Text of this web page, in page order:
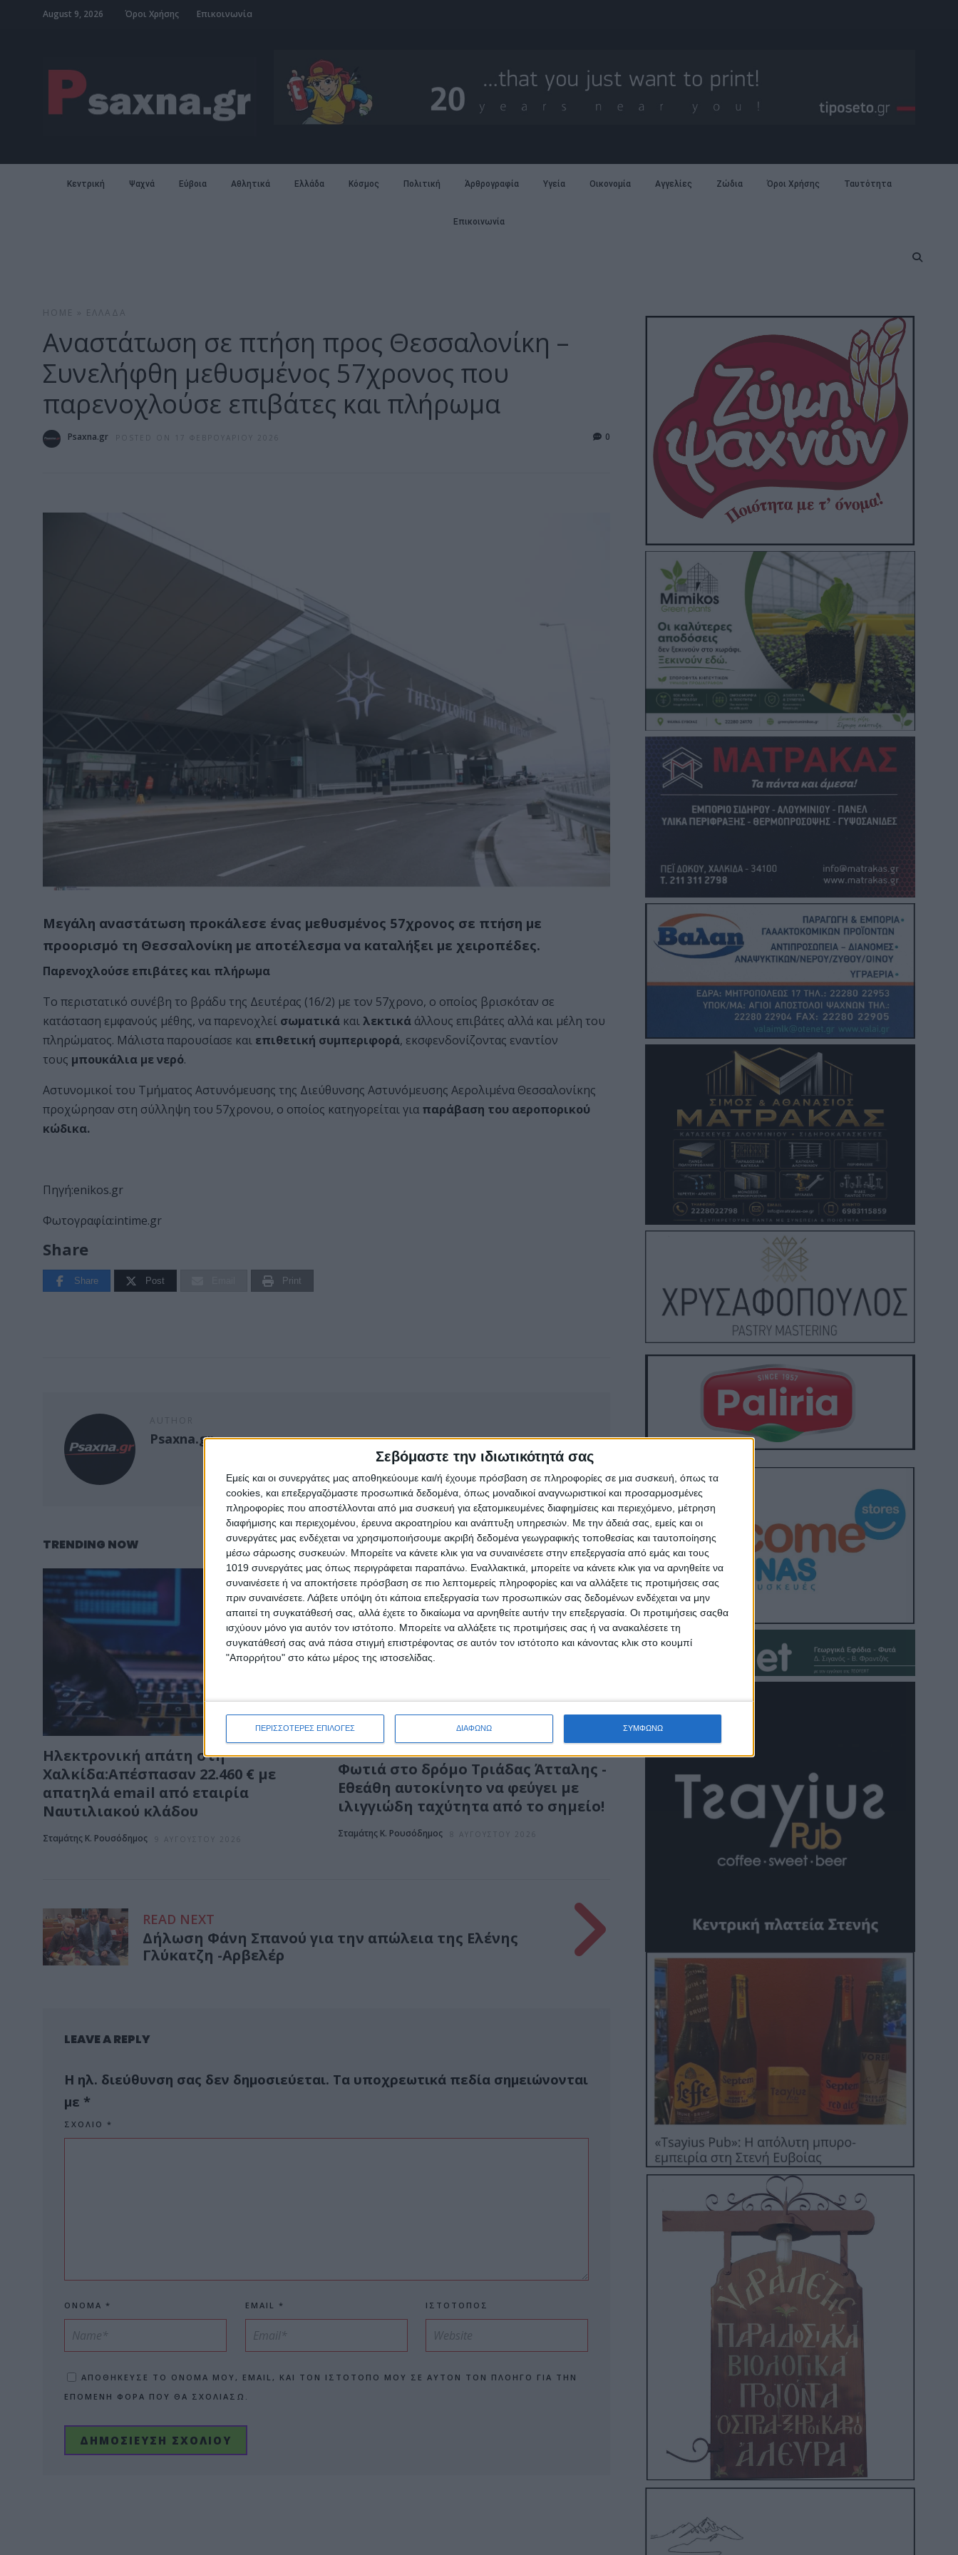
Σεβόμαστε την ιδιωτικότητά σας
Εμείς και οι συνεργάτες μας αποθηκεύουμε και/ή έχουμε πρόσβαση σε πληροφορίες σε μια συσκευή, όπως τα
cookies, και επεξεργαζόμαστε προσωπικά δεδομένα, όπως μοναδικοί αναγνωριστικοί και προσαρμοσμένες
πληροφορίες που αποστέλλονται από μια συσκευή για εξατομικευμένες διαφημίσεις και περιεχόμενο, μέτρηση
διαφήμισης και περιεχομένου, έρευνα ακροατηρίου και ανάπτυξη υπηρεσιών. Με την άδειά σας, εμείς και οι
συνεργάτες μας ενδέχεται να χρησιμοποιήσουμε ακριβή δεδομένα γεωγραφικής τοποθεσίας και ταυτοποίησης
μέσω σάρωσης συσκευών. Μπορείτε να κάνετε κλικ για να συναινέσετε στην επεξεργασία από εμάς και τους
1019 συνεργάτες μας όπως περιγράφεται παραπάνω. Εναλλακτικά, μπορείτε να κάνετε κλικ για να αρνηθείτε να
συναινέσετε ή να αποκτήσετε πρόσβαση σε πιο λεπτομερείς πληροφορίες και να αλλάξετε τις προτιμήσεις σας
πριν συναινέσετε. Λάβετε υπόψη ότι κάποια επεξεργασία των προσωπικών σας δεδομένων ενδέχεται να μην
απαιτεί τη συγκατάθεσή σας, αλλά έχετε το δικαίωμα να αρνηθείτε αυτήν την επεξεργασία. Οι προτιμήσεις σαςθα
ισχύουν μόνο για αυτόν τον ιστότοπο. Μπορείτε να αλλάξετε τις προτιμήσεις σας ή να ανακαλέσετε τη
συγκατάθεσή σας ανά πάσα στιγμή επιστρέφοντας σε αυτόν τον ιστότοπο και κάνοντας κλικ στο κουμπί
"Απορρήτου" στο κάτω μέρος της ιστοσελίδας.
ΠΕΡΙΣΣΟΤΕΡΕΣ ΕΠΙΛΟΓΕΣ ΔΙΑΦΩΝΩ ΣΥΜΦΩΝΩ
August 9, 2026 Όροι Χρήσης Επικοινωνία
Κεντρική Ψαχνά Εύβοια Αθλητικά Ελλάδα Κόσμος Πολιτική Άρθρογραφία Υγεία Οικονομία Αγγελίες Ζώδια Όροι Χρήσης Ταυτότητα
Επικοινωνία
HOME ΕΛΛΆΔΑ
Αναστάτωση σε πτήση προς Θεσσαλονίκη –
Συνελήφθη μεθυσμένος 57χρονος που
παρενοχλούσε επιβάτες και πλήρωμα
Psaxna.gr POSTED ON 17 ΦΕΒΡΟΥΑΡΊΟΥ 2026 0
Μεγάλη αναστάτωση προκάλεσε ένας μεθυσμένος 57χρονος σε πτήση με
προορισμό τη Θεσσαλονίκη με αποτέλεσμα να καταλήξει με χειροπέδες.
Παρενοχλούσε επιβάτες και πλήρωμα
Το περιστατικό συνέβη το βράδυ της Δευτέρας (16/2) με τον 57χρονο, ο οποίος βρισκόταν σε
κατάσταση εμφανούς μέθης, να παρενοχλεί σωματικά καιλεκτικά άλλους επιβάτες αλλά και μέλη του
πληρώματος. Μάλιστα παρουσίασε και επιθετική συμπεριφορά, εκσφενδονίζοντας εναντίον
τους μπουκάλια με νερό.
Αστυνομικοί του Τμήματος Αστυνόμευσης της Διεύθυνσης Αστυνόμευσης Αερολιμένα Θεσσαλονίκης
προχώρησαν στη σύλληψη του 57χρονου, ο οποίος κατηγορείται για παράβαση του αεροπορικού
κώδικα.
Πηγή:enikos.gr
Φωτογραφία:intime.gr
Share
Share Post Print
Psaxna.gr
TRENDING NOW
Ηλεκτρονική απάτη στη
Χαλκίδα:Απέσπασαν 22.460 € με
απατηλά email από εταιρία
Ναυτιλιακού κλάδου
Σταμάτης Κ. Ρουσόδημος 9 ΑΥΓΟΎΣΤΟΥ 2026
Φωτιά στο δρόμο Τριάδας Άτταλης -
Εθεάθη αυτοκίνητο να φεύγει με
ιλιγγιώδη ταχύτητα από το σημείο!
Σταμάτης Κ. Ρουσόδημος 8 ΑΥΓΟΎΣΤΟΥ 2026
READ NEXT
Δήλωση Φάνη Σπανού για την απώλεια της Ελένης
Γλύκατζη -Αρβελέρ
LEAVE A REPLY
Η ηλ. διεύθυνση σας δεν δημοσιεύεται. Τα υποχρεωτικά πεδία σημειώνονται
με *
ΣΧΌΛΙΟ *
ΌΝΟΜΑ * EMAIL * ΙΣΤΌΤΟΠΟΣ
ΑΠΟΘΉΚΕΥΣΕ ΤΟ ΌΝΟΜΆ ΜΟΥ, EMAIL, ΚΑΙ ΤΟΝ ΙΣΤΌΤΟΠΟ ΜΟΥ ΣΕ ΑΥΤΌΝ ΤΟΝ ΠΛΟΗΓΌ ΓΙΑ ΤΗΝ
ΕΠΌΜΕΝΗ ΦΟΡΆ ΠΟΥ ΘΑ ΣΧΟΛΙΆΣΩ.